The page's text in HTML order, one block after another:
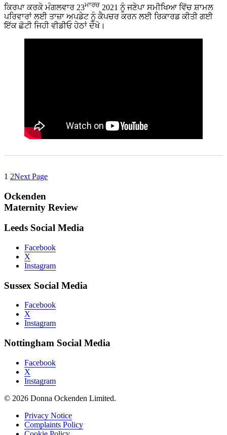
ਕਿਰਪਾ ਕਰਕੇ ਮੰਗਲਵਾਰ 23ਮਾਰਚ 2021 ਨੂੰ ਜਣੇਪਾ ਸਮੀਖਿਆ ਵਿੱਚ ਸ਼ਾਮਲ
ਪਰਿਵਾਰਾਂ ਲਈ ਤਾਜ਼ਾ ਅਪਡੇਟ ਨੂੰ ਕੈਪਚਰ ਕਰਨ ਲਈ ਰਿਕਾਰਡ ਕੀਤੀ ਗਈ
ਇੱਕ ਛੋਟੀ ਜਿਹੀ ਵੀਡੀਓ ਹੇਠਾਂ ਦੇਖੋ।
1 2Next Page
Ockenden
Maternity Review
Leeds Social Media
Facebook
X
Instagram
Sussex Social Media
Facebook
X
Instagram
Nottingham Social Media
Facebook
X
Instagram
© 2026 Donna Ockenden Limited.
Privacy Notice
Complaints Policy